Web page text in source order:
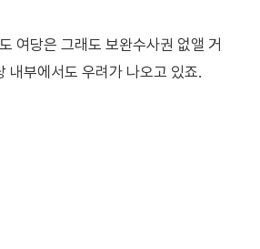
여당은 그래도 보완수사권 없앨 거
내부에서도 우려가 나오고 있죠.